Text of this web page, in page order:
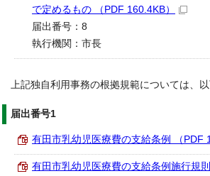
で定めるもの （PDF 160.4KB）
届出番号：8
執行機関：市長
上記独自利用事務の根拠規範については、
届出番号1
有田市乳幼児医療費の支給条例 （PDF
有田市乳幼児医療費の支給条例施行規